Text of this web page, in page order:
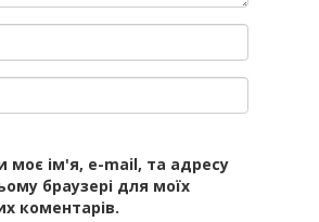
моє ім'я, e-mail, та адресу
браузері для моїх
коментарів.